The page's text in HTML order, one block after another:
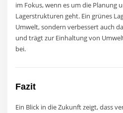
im Fokus, wenn es um die Planung
Lagerstrukturen geht. Ein grünes
Umwelt, sondern verbessert auch
und trägt zur Einhaltung von
bei.
Fazit
Ein Blick in die Zukunft zeigt, dass